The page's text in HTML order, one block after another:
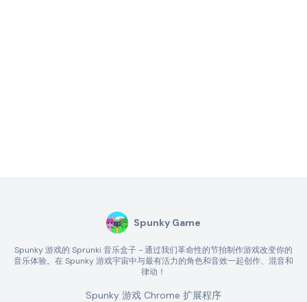
Spunky Game
Spunky 游戏的 Sprunki 音乐盒子 - 通过我们革命性的节拍制作游戏改变你的
音乐体验。在 Spunky 游戏宇宙中与最有活力的角色和音效一起创作、混音和
律动！
Spunky 游戏 Chrome 扩展程序